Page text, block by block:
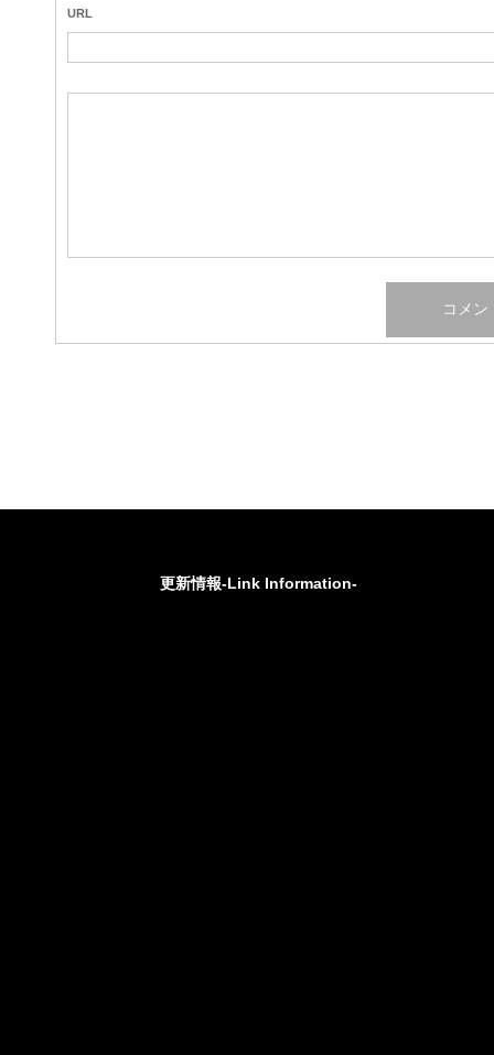
URL
更新情報-Link Information-